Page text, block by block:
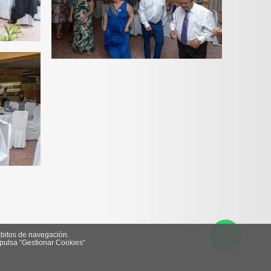
de navegación.
“Gestionar Cookies“